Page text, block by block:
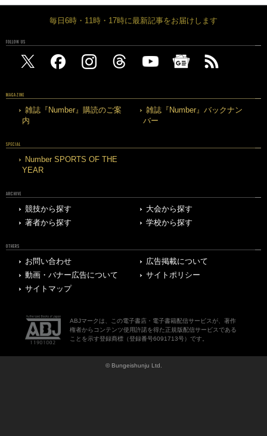
毎日6時・11時・17時に最新記事をお届けします
FOLLOW US
MAGAZINE
雑誌『Number』購読のご案
内
雑誌『Number』バックナン
バー
SPECIAL
Number SPORTS OF THE
YEAR
ARCHIVE
競技から探す
大会から探す
著者から探す
学校から探す
OTHERS
お問い合わせ
広告掲載について
動画・バナー広告について
サイトポリシー
サイトマップ
ABJマークは、この電子書店・電子書籍配信サービスが、著作
権者からコンテンツ使用許諾を得た正規版配信サービスである
ことを示す登録商標（登録番号6091713号）です。
© Bungeishunju Ltd.